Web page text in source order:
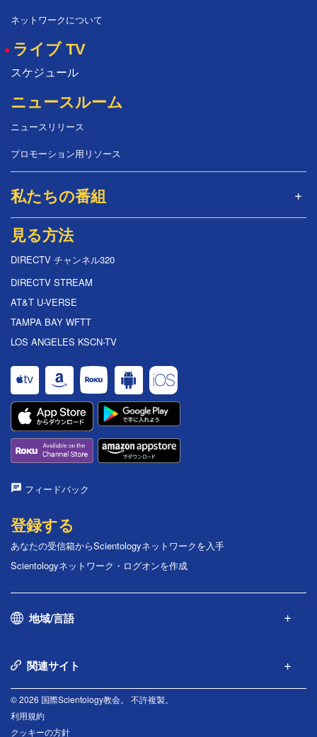
ネットワークについて
ライブ TV
スケジュール
ニュースルーム
ニュースリリース
プロモーション用リソース
私たちの番組
見る方法
DIRECTV チャンネル320
DIRECTV STREAM
AT&T U-VERSE
TAMPA BAY WFTT
LOS ANGELES KSCN-TV
フィードバック
登録する
あなたの受信箱からScientologyネットワークを入手
Scientologyネットワーク・ログオンを作成
地域/言語
関連サイト
© 2026 国際Scientology教会。 不許複製。
利用規約
クッキーの方針